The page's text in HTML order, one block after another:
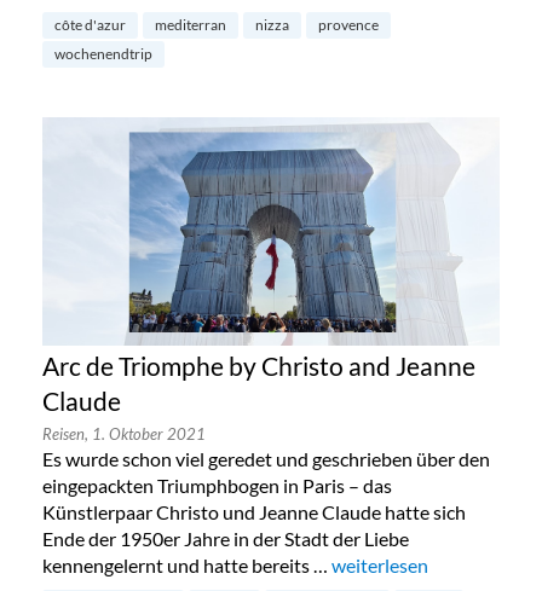
côte d'azur mediterran nizza
provence
wochenendtrip
Arc de Triomphe by Christo and Jeanne
Claude
Reisen, 1. Oktober 2021
Es wurde schon viel geredet und geschrieben über den
eingepackten Triumphbogen in Paris – das
Künstlerpaar Christo und Jeanne Claude hatte sich
Ende der 1950er Jahre in der Stadt der Liebe
kennengelernt und hatte bereits … „Arc de Triomphe by
weiterlesen